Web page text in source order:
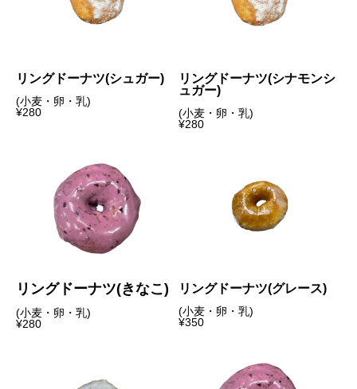
リングドーナツ(シュガー)
(小麦・卵・乳)
¥280
リングドーナツ(シナモンシ
ュガー)
(小麦・卵・乳)
¥280
リングドーナツ(きなこ)
(小麦・卵・乳)
¥280
リングドーナツ(グレース)
(小麦・卵・乳)
¥350